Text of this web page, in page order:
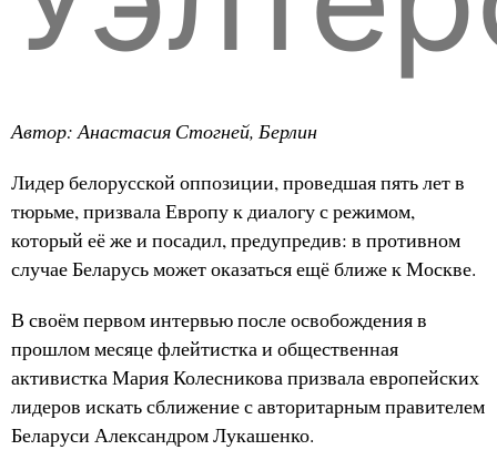
Автор: Анастасия Стогней, Берлин
Лидер белорусской оппозиции, проведшая пять лет в
тюрьме, призвала Европу к диалогу с режимом,
который её же и посадил, предупредив: в противном
случае Беларусь может оказаться ещё ближе к Москве.
В своём первом интервью после освобождения в
прошлом месяце флейтистка и общественная
активистка Мария Колесникова призвала европейских
лидеров искать сближение с авторитарным правителем
Беларуси Александром Лукашенко.